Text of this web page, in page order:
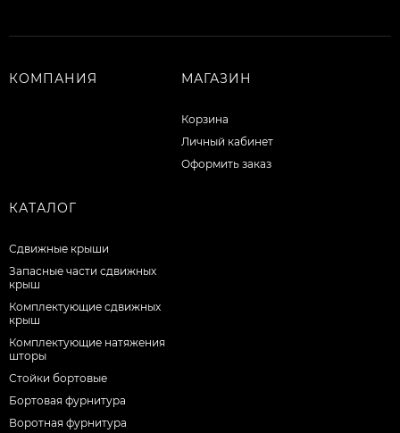
КОМПАНИЯ МАГАЗИН
Корзина
Личный кабинет
Оформить заказ
КАТАЛОГ
Сдвижные крыши
Запасные части сдвижных
крыш
Комплектующие сдвижных
крыш
Комплектующие натяжения
шторы
Стойки бортовые
Бортовая фурнитура
Воротная фурнитура